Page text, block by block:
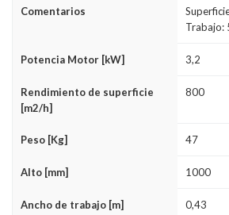
Comentarios
Trabajo:
Potencia Motor [kW] 3,2
Rendimiento de superficie
[m2/h]
800
Peso [Kg] 47
Alto [mm] 1000
Ancho de trabajo [m] 0,43